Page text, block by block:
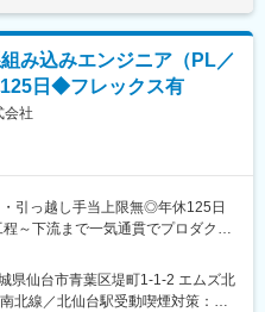
ロークエリ解析や実行計画の見直
、レスポンスを大幅に改善しま
の銀行員への商品理解促進
提案活動の実施
施による育成支援
ためのサポート
体制構築の推進
バリーサービス企業、上場SaaS企
っていたメンバーなど在籍。
が魅力です。
み込みエンジニア（PL／
日◆フレックス有
会社
引っ越し手当上限無◎年休125日
程～下流まで一気通貫でプロダクト
県仙台市青葉区堤町1-1-2 エムズ北
北線／北仙台駅受動喫煙対策：屋